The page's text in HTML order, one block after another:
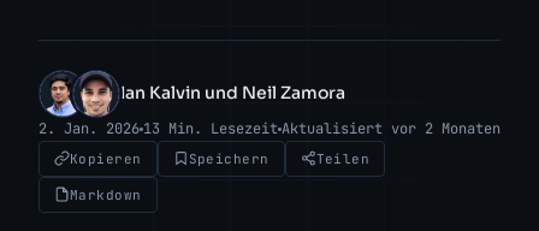
IK NZ Ian Kalvin und Neil Zamora
2. Jan. 2026 13 Min. Lesezeit Aktualisiert vor 2 Monaten
Kopieren Speichern Teilen
Markdown